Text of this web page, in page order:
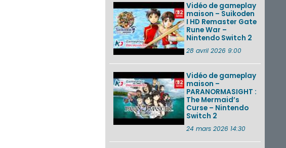
Vidéo de gameplay
maison – Suikoden
I HD Remaster Gate
Rune War –
Nintendo Switch 2
28 avril 2026 9:00
Vidéo de gameplay
maison –
PARANORMASIGHT :
The Mermaid’s
Curse – Nintendo
Switch 2
24 mars 2026 14:30